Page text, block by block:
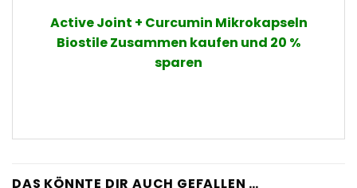
Active Joint + Curcumin Mikrokapseln
Biostile Zusammen kaufen und 20 %
sparen
DAS KÖNNTE DIR AUCH GEFALLEN …